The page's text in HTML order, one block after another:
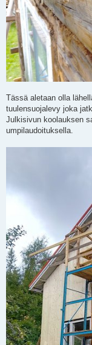
Tässä aletaan olla
tuulensuojalevy joka
Julkisivun koolauksen
umpilaudoituksella.